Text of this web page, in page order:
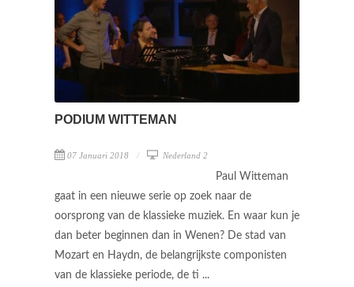
PODIUM WITTEMAN
07 Januari 2018 Nederland 2
Paul Witteman
gaat in een nieuwe serie op zoek naar de
oorsprong van de klassieke muziek. En waar kun je
dan beter beginnen dan in Wenen? De stad van
Mozart en Haydn, de belangrijkste componisten
van de klassieke periode, de ti ...